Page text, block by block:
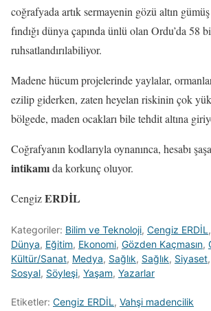
coğrafyada artık sermayenin gözü altın
fındığı dünya çapında ünlü olan Ordu’da 58
ruhsatlandırılabiliyor.
Madene hücum projelerinde yaylalar,
ezilip giderken, zaten heyelan riskinin çok
bölgede, maden ocakları bile tehdit altına
Coğrafyanın kodlarıyla oynanınca, hesabı
intikamıda korkunç oluyor.
CengizERDİL
Kategoriler: Bilim ve Teknoloji, Cengiz ERDİL ,
Dünya, Eğitim, Ekonomi, Gözden Kaçmasın,
Kültür/Sanat, Medya, Sağlık, Sağlık, Siyaset,
Sosyal, Söyleşi, Yaşam, Yazarlar
Etiketler: Cengiz ERDİL , Vahşi madencilik